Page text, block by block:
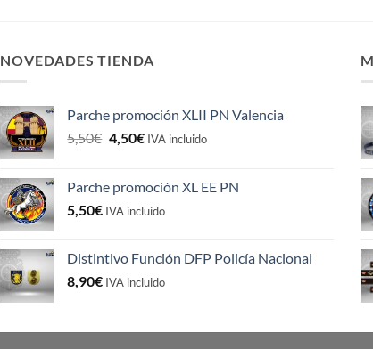
NOVEDADES TIENDA
Parche promoción XLII PN Valencia
5,50€ El
era:
5,50€.
4,50€El
es:
4,50€.
IVA incluido
Parche promoción XL EE PN
5,50€ IVA incluido
Distintivo Función DFP Policía Nacional
8,90€ IVA incluido